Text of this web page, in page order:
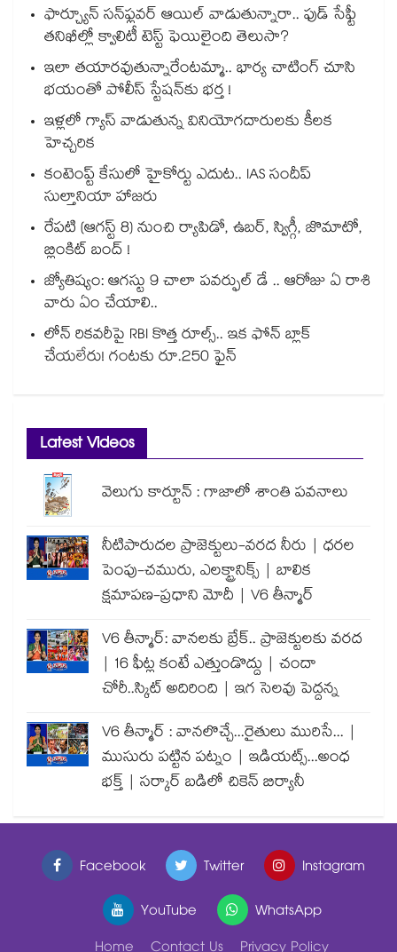
ఫార్చ్యూన్ సన్‌ఫ్లవర్ ఆయిల్ వాడుతున్నారా.. ఫుడ్ సేఫ్టీ
తనిఖీల్లో క్వాలిటీ టెస్ట్ ఫెయిలైంది తెలుసా?
ఇలా తయారవుతున్నారేంటమ్మా.. భార్య చాటింగ్ చూసి
భయంతో పోలీస్ స్టేషన్⁫కు భర్త !
ఇళ్లలో గ్యాస్ వాడుతున్న వినియోగదారులకు కీలక
హెచ్చరిక
కంటెంప్ట్ కేసులో హైకోర్టు ఎదుట.. IAS సందీప్
సుల్తానియా హాజరు
రేపటి (ఆగస్ట్ 8) నుంచి ర్యాపిడో, ఉబర్, స్విగ్గీ, జొమాటో,
బ్లింకిట్ బంద్ !
జ్యోతిష్యం: ఆగస్టు 9 చాలా పవర్ఫుల్ డే .. ఆరోజు ఏ రాశి
వారు ఏం చేయాలి..
లోన్ రికవరీపై RBI కొత్త రూల్స్.. ఇక ఫోన్ బ్లాక్
చేయలేరు! గంటకు రూ.250 ఫైన్
Latest Videos
వెలుగు కార్టూన్ : గాజాలో శాంతి పవనాలు
నీటిపారుదల ప్రాజెక్టులు-వరద నీరు | ధరల
పెంపు-చమురు, ఎలక్ట్రానిక్స్ | బాలిక
క్షమాపణ-ప్రధాని మోదీ | V6 తీన్మార్
V6 తీన్మార్: వానలకు బ్రేక్.. ప్రాజెక్టులకు వరద
| 16 ఫీట్ల కంటే ఎత్తుండొద్దు | చందా
చోరీ..స్కిట్ అదిరింది | ఇగ సెలవు పెద్దన్న
V6 తీన్మార్ : వానలొచ్చే...రైతులు మురిసే... |
ముసురు పట్టిన పట్నం | ఇడియట్స్...అంధ
భక్త్ | సర్కార్ బడిలో చికెన్ బిర్యానీ
Facebook Twitter
Instagram
YouTube
WhatsApp